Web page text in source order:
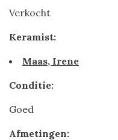
Verkocht
Keramist:
Maas, Irene
Conditie:
Goed
Afmetingen: